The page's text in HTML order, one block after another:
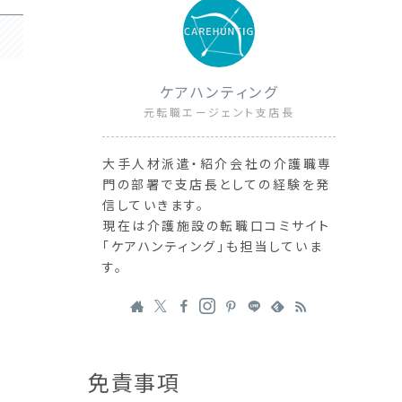
ケアハンティング
元転職エージェント支店長
大手人材派遣・紹介会社の介護職専
門の部署で支店長としての経験を発
信していきます。
現在は介護施設の転職口コミサイト
「ケアハンティング」も担当していま
す。
免責事項